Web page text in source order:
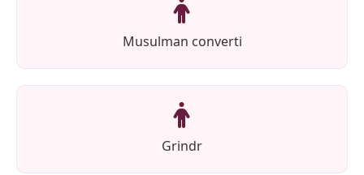
Musulman converti
Grindr